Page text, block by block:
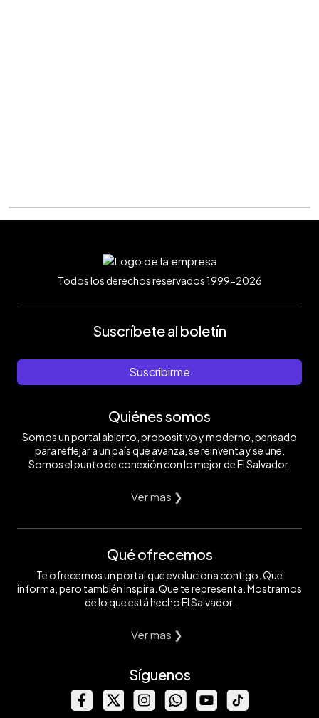
Todos los derechos reservados 1999-2026
Suscríbete al boletín
Suscribirme
Quiénes somos
Somos un portal abierto, propositivo y moderno, pensado
para reflejar a un país que avanza, se reinventa y se une.
Somos el punto de conexión con lo mejor de El Salvador.
Ver mas ❯
Qué ofrecemos
Te ofrecemos un portal que evoluciona contigo. Que
informa, pero también inspira. Que te representa. Mostramos
de lo que está hecho El Salvador.
Ver mas ❯
Síguenos